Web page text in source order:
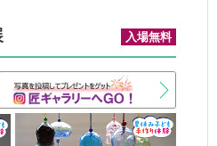
入場無料